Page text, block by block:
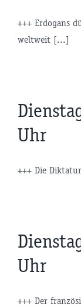
+++ Erdogans
weltweit [...]
Uhr
+++ Die
Uhr
+++ Der